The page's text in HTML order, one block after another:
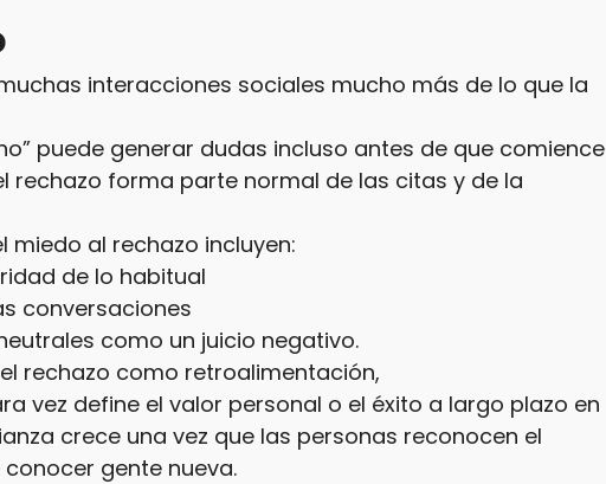
interacciones sociales mucho más de lo que la
puede generar dudas incluso antes de que comience
rechazo forma parte normal de las citas y de la
miedo al rechazo incluyen:
de lo habitual
conversaciones
como un juicio negativo.
rechazo como retroalimentación,
vez define el valor personal o el éxito a largo plazo en
crece una vez que las personas reconocen el
gente nueva.